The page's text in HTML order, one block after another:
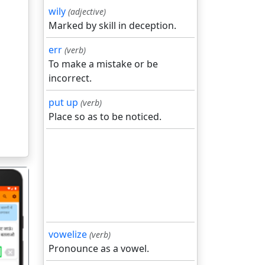
wily (adjective)
Marked by skill in deception.
err (verb)
To make a mistake or be
incorrect.
put up (verb)
Place so as to be noticed.
vowelize (verb)
Pronounce as a vowel.